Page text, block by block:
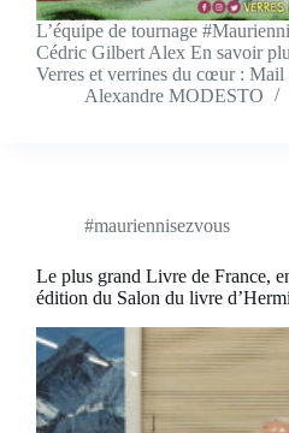
L’équipe de tournage
Cédric Gilbert Alex En savoir
Verres et verrines du cœur : Mail
Alexandre MODESTO
#mauriennisezvous
Le plus grand Livre de France,
édition du Salon du livre